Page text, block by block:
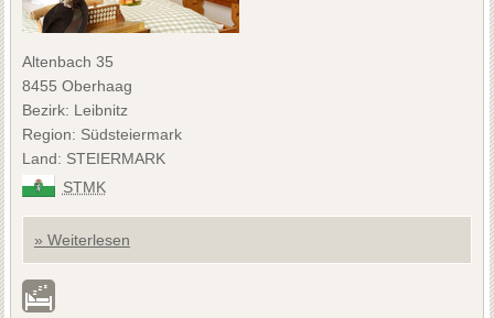
Altenbach 35
8455 Oberhaag
Bezirk: Leibnitz
Region: Südsteiermark
Land: STEIERMARK
STMK
» Weiterlesen